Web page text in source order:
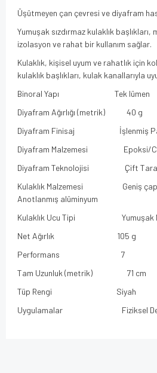
Üşütmeyen çan çevresi ve diyafram
Yumuşak sızdırmaz kulaklık
izolasyon ve rahat bir kullanım sağlar.
Kulaklık, kişisel uyum ve rahatlık için
kulaklık başlıkları, kulak kanallarıyla
Binoral Yapı Tek lümen
Diyafram Ağırlığı (metrik) 40 g
Diyafram Finisaj İşlenmiş
Diyafram Malzemesi Epoksi/
Diyafram Teknolojisi Çift
Kulaklık Malzemesi Geniş çaplı
Anotlanmış alüminyum
Kulaklık Ucu Tipi Yumuşak
Net Ağırlık 105 g
Performans 7
Tam Uzunluk (metrik) 71 cm
Tüp Rengi Siyah
Uygulamalar Fiziksel